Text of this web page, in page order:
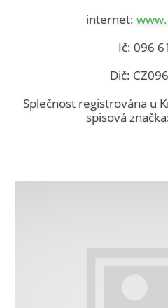
internet:
Ič: 096
Dič:
Splečnost registrována u
spisová